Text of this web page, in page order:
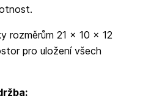
rozměrům 21 × 10 × 12
pro uložení všech